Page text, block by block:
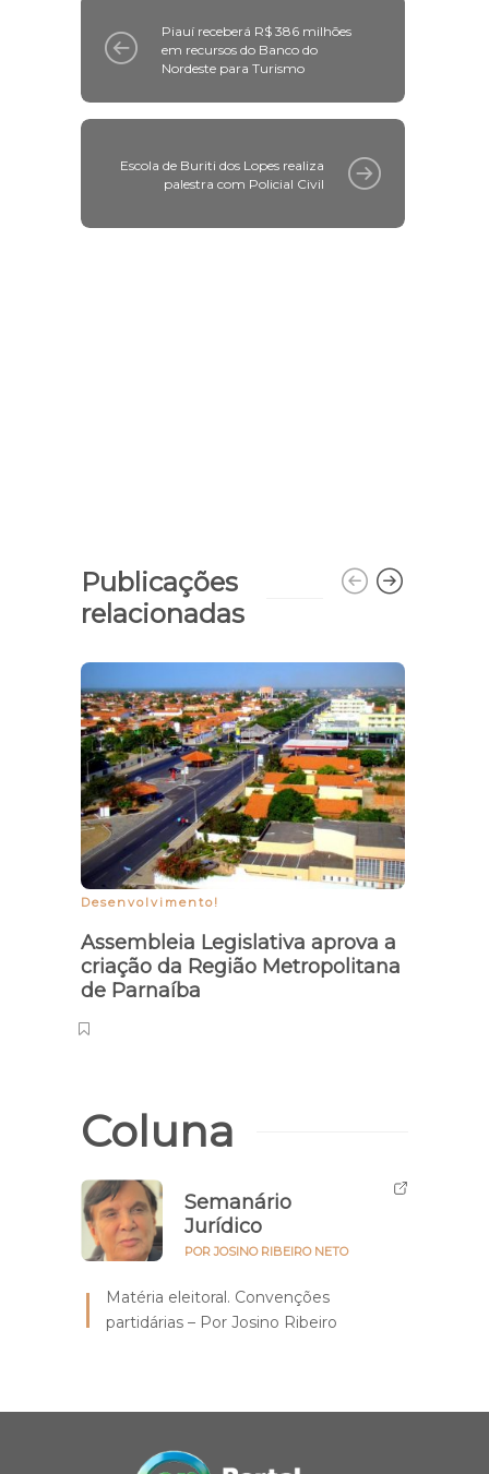
Piauí receberá R$ 386 milhões
em recursos do Banco do
Nordeste para Turismo
Escola de Buriti dos Lopes realiza
palestra com Policial Civil
Publicações
relacionadas
Desenvolvimento!
Assembleia Legislativa aprova a
criação da Região Metropolitana
de Parnaíba
Coluna
Semanário
Jurídico
POR JOSINO RIBEIRO NETO
Matéria eleitoral. Convenções
partidárias – Por Josino Ribeiro